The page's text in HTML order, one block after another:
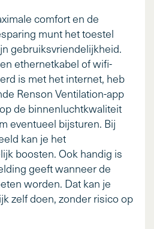
comfort en de
munt het toestel
gebruiksvriendelijkheid.
ethernetkabel of wifi-
is met het internet, heb
Renson Ventilation-app
de binnenluchtkwaliteit
eventueel bijsturen. Bij
kan je het
boosten. Ook handig is
geeft wanneer de
worden. Dat kan je
zelf doen, zonder risico op